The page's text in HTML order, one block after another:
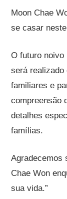
Moon Chae
se casar
O futuro noivo
será realizado
familiares e
compreensão
detalhes
famílias.
Agradecemos
Chae Won
sua vida.”